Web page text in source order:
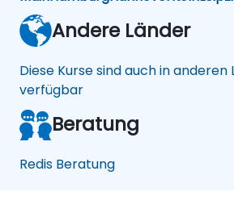
Andere Länder
Diese Kurse sind auch in anderen
verfügbar
Beratung
Redis Beratung